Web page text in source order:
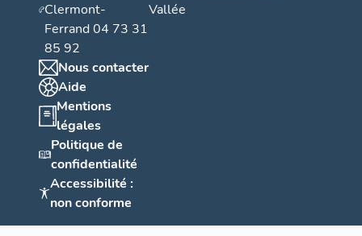
Clermont-
Ferrand 04 73 31
85 92
Nous contacter
Aide
Mentions
légales
Politique de
confidentialité
Accessibilité :
non conforme
Vallée